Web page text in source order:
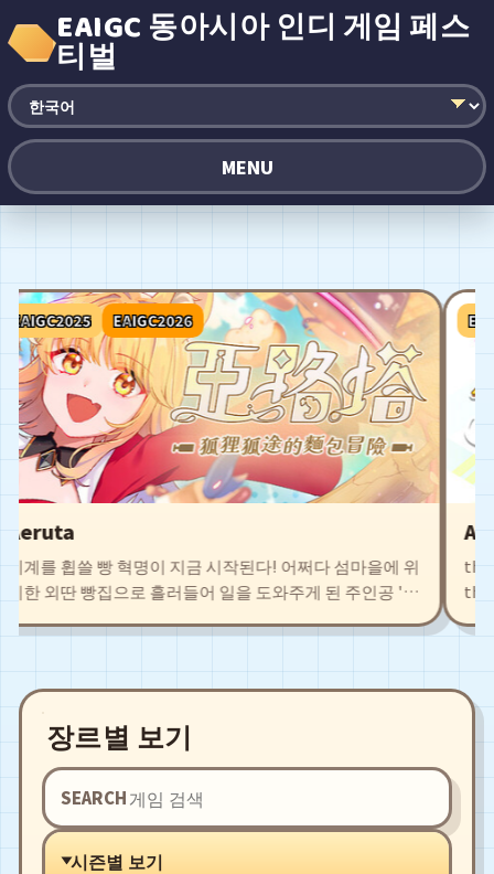
EAIGC 동아시아 인디 게임 페스
티벌
MENU
EAIGC2026
를 휩쓸 빵 혁명이 지금 시작된다! 어쩌다 섬마을에 위
외딴 빵집으로 흘러들어 일을 도와주게 된 주인공 '차
마다의 개성을 지닌 동료들과 함께 시설을 확충시키
찾자!
the
the
Agate.
fight
장르별 보기
SEARCH
시즌별 보기